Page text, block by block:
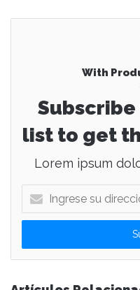
With
list to get
Lorem ipsum
g
e